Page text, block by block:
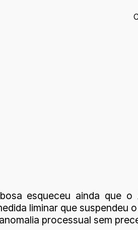
esqueceu ainda que
liminar que
processual sem